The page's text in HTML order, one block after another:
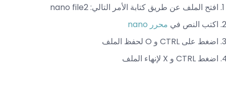
افتح الملف عن طريق كتابة الأمر التالي: nano file2
اكتب النص في محرر nano
اضغط على CTRL و O لحفظ الملف
اضغط CTRL و X لإنهاء الملف